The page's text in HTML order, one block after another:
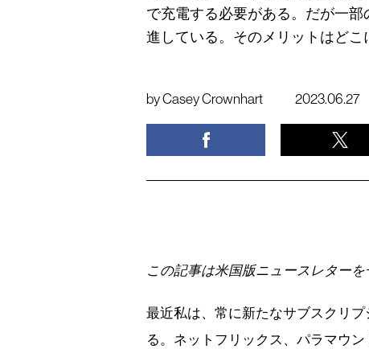
で充電する必要がある。だが一
進している。そのメリットはどこ
byCasey Crownhart 2023.06.27
この記事は米国版ニュースレターを
最近私は、常に新たなサブスクリ
る。ネットフリックス、パラマウ